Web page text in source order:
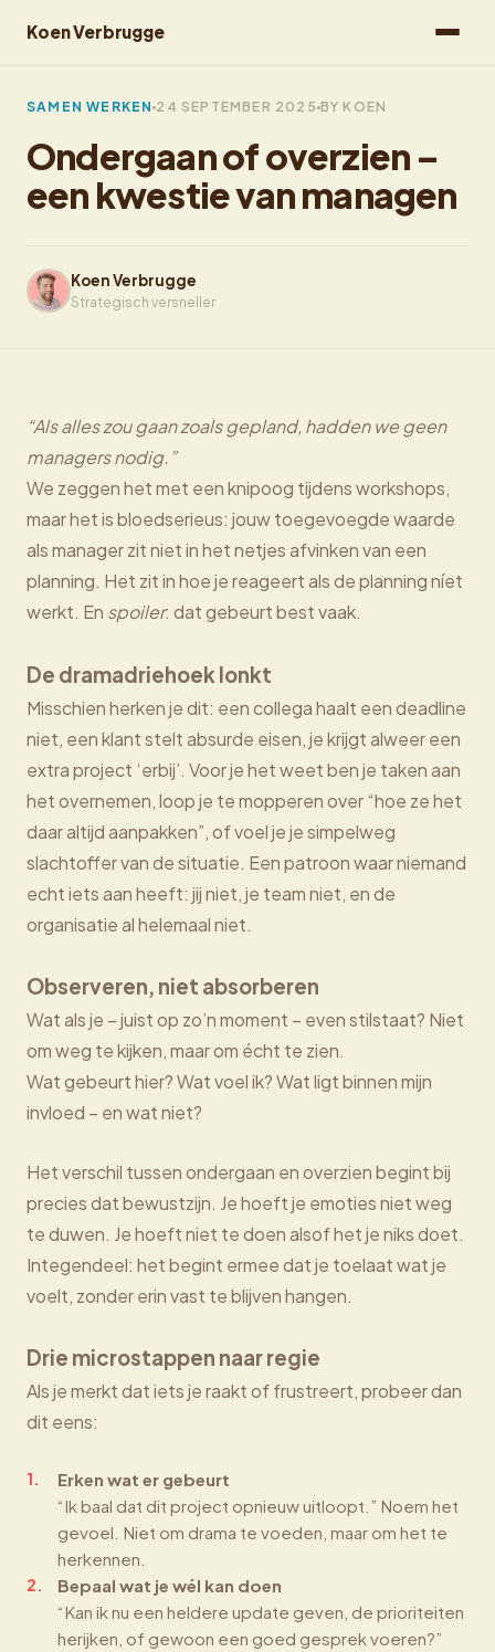
Koen Verbrugge
SAMEN WERKEN 24 SEPTEMBER 2025 BY KOEN
Ondergaan of overzien –
een kwestie van managen
Koen Verbrugge
Strategisch versneller
“Als alles zou gaan zoals gepland, hadden we geen
managers nodig.”
We zeggen het met een knipoog tijdens workshops,
maar het is bloedserieus: jouw toegevoegde waarde
als manager zit niet in het netjes afvinken van een
planning. Het zit in hoe je reageert als de planning níet
werkt. En spoiler: dat gebeurt best vaak.
De dramadriehoek lonkt
Misschien herken je dit: een collega haalt een deadline
niet, een klant stelt absurde eisen, je krijgt alweer een
extra project ‘erbij’. Voor je het weet ben je taken aan
het overnemen, loop je te mopperen over “hoe ze het
daar altijd aanpakken”, of voel je je simpelweg
slachtoffer van de situatie. Een patroon waar niemand
echt iets aan heeft: jij niet, je team niet, en de
organisatie al helemaal niet.
Observeren, niet absorberen
Wat als je – juist op zo’n moment – even stilstaat? Niet
om weg te kijken, maar om écht te zien.
Wat gebeurt hier? Wat voel ik? Wat ligt binnen mijn
invloed – en wat niet?
Het verschil tussen ondergaan en overzien begint bij
precies dat bewustzijn. Je hoeft je emoties niet weg
te duwen. Je hoeft niet te doen alsof het je niks doet.
Integendeel: het begint ermee dat je toelaat wat je
voelt, zonder erin vast te blijven hangen.
Drie microstappen naar regie
Als je merkt dat iets je raakt of frustreert, probeer dan
dit eens:
Erken wat er gebeurt
“Ik baal dat dit project opnieuw uitloopt.” Noem het
gevoel. Niet om drama te voeden, maar om het te
herkennen.
Bepaal wat je wél kan doen
“Kan ik nu een heldere update geven, de prioriteiten
herijken, of gewoon een goed gesprek voeren?”